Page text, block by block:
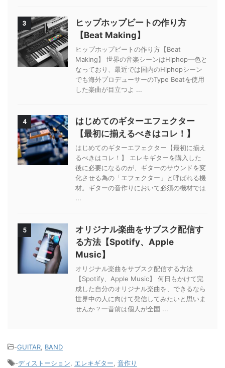
3
ヒップホップビートの作り方
【Beat Making】
ヒップホップビートの作り方【Beat
Making】 世界の音楽シーンはHiphop一色と
なっており、最近では国内のHiphopシーン
でも海外プロデューサーのType Beatを使用
した楽曲が目立つよ ...
4
はじめてのギターエフェクター
【最初に揃えるべきはコレ！】
はじめてのギターエフェクター【最初に揃え
るべきはコレ！】 エレキギターを購入した
後に必要になるのが、ギターのサウンドを変
化させる為の「エフェクター」と呼ばれる機
材。ギターの音作りにおいて必須の機材では
...
5
オリジナル楽曲をサブスク配信す
る方法【Spotify、Apple
Music】
オリジナル楽曲をサブスク配信する方法
【Spotify、Apple Music】 何日もかけて完
成した自分のオリジナル楽曲を、できるなら
世界中の人に向けて発信してみたいと思いま
せんか？一昔前は個人が全国 ...
-GUITAR, BAND
-ディストーション, エレキギター, 音作り